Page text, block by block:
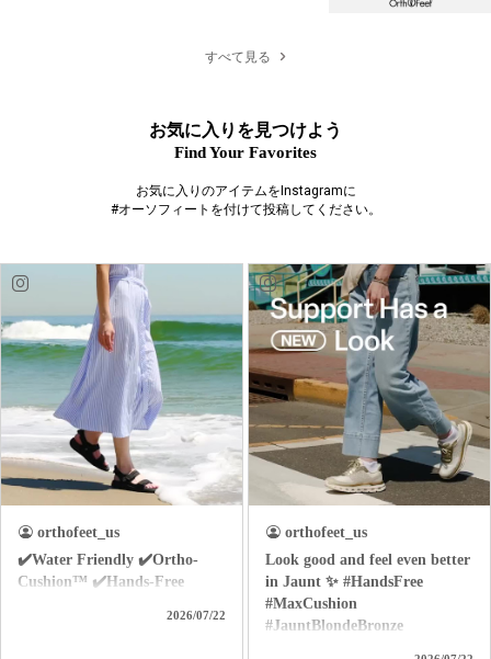
すべて見る
お気に入りを見つけよう
Find Your Favorites
お気に入りのアイテムをInstagramに
#オーソフィートを付けて投稿してください。
orthofeet_us
✔️Water Friendly ✔️Ortho-
Cushion™ ✔️Hands-Free
2026/07/22
orthofeet_us
Look good and feel even better
in Jaunt ✨ #HandsFree
#MaxCushion
#JauntBlondeBronze